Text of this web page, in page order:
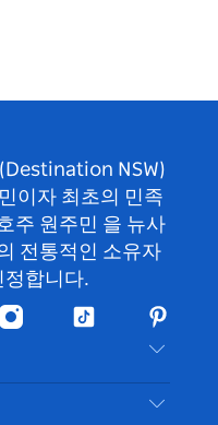
NSW)
이자 최초의 민족
주 원주민 을 뉴사
전통적인 소유자
정합니다.
인
타
틱
핀
터
레
스